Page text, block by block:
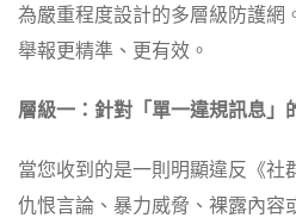
為嚴重程度設計的多層級防護網
舉報更精準、更有效。
層級一：針對「單一違規訊息」
當您收到的是一則明顯違反《社
仇恨言論、暴力威脅、裸露內容